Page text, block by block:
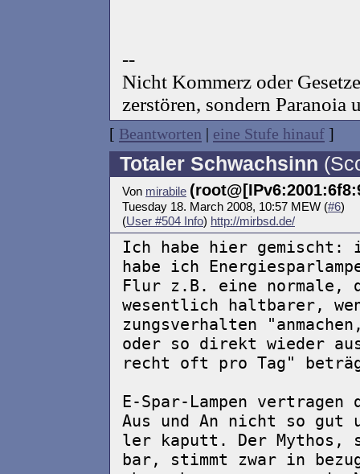
--
Nicht Kommerz oder
zerstören, sondern Paranoia
[ Beantworten | eine Stufe hinauf ]
Totaler Schwachsinn
Von mirabile
Tuesday 18. March 2008, 10:57 MEW (#6)
(User #504 Info) http://mirbsd.de/
Ich habe hier gemischt: in
habe ich
Flur z.B. eine normale,
wesentlich haltbarer,
zungsverhalten
oder so direkt wieder
recht oft pro Tag"
E-Spar-Lampen vertragen
Aus und An nicht so gut
ler kaputt. Der Mythos,
bar, stimmt zwar in